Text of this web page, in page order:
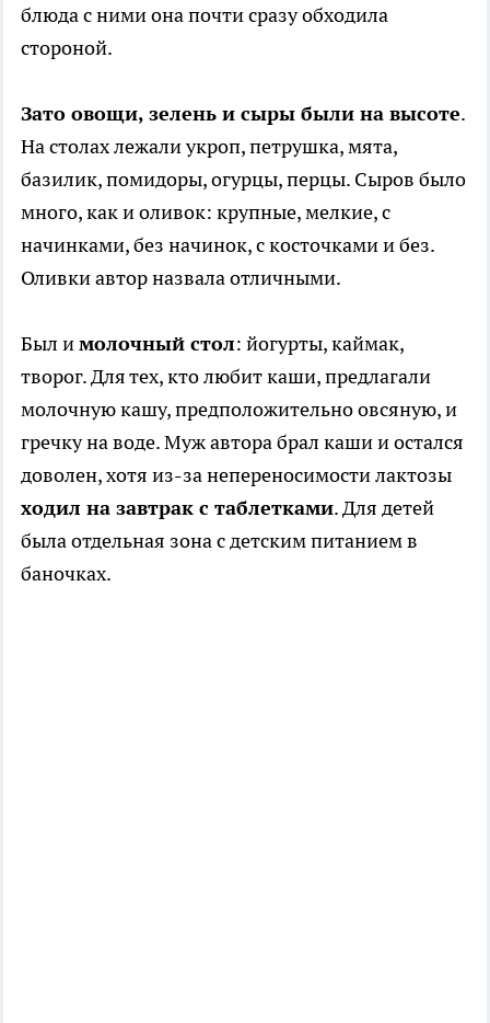
блюда с ними она почти сразу обходила
стороной.
Зато овощи, зелень и сыры были на высоте.
На столах лежали укроп, петрушка, мята,
базилик, помидоры, огурцы, перцы. Сыров было
много, как и оливок: крупные, мелкие, с
начинками, без начинок, с косточками и без.
Оливки автор назвала отличными.
Был имолочный стол: йогурты, каймак,
творог. Для тех, кто любит каши, предлагали
молочную кашу, предположительно овсяную, и
гречку на воде. Муж автора брал каши и остался
доволен, хотя из-за непереносимости лактозы
ходил на завтрак с таблетками. Для детей
была отдельная зона с детским питанием в
баночках.